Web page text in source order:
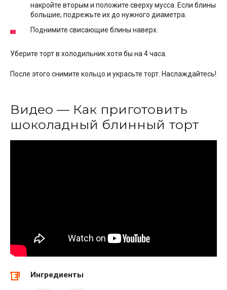
накройте вторым и положите сверху мусса. Если блины
большие, подрежьте их до нужного диаметра.
Поднимите свисающие блины наверх.
Уберите торт в холодильник хотя бы на 4 часа.
После этого снимите кольцо и украсьте торт. Наслаждайтесь!
Видео — Как приготовить
шоколадный блинный торт
Ингредиенты